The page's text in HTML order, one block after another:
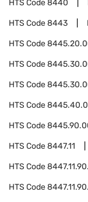
HTS Code8440
HTS Code8443
HTS Code
HTS Code
HTS Code
HTS Code
HTS Code
HTS Code8447.11
HTS Code
HTS Code